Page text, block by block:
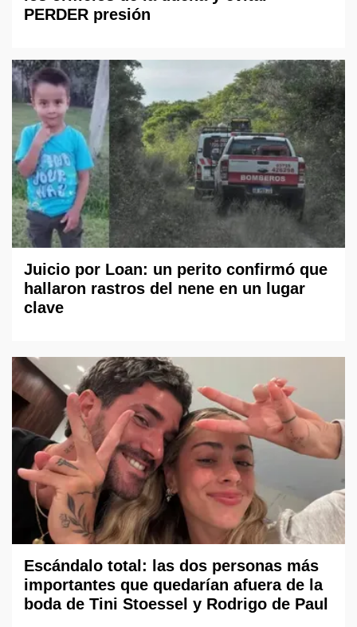
PERDER presión
Juicio por Loan: un perito confirmó que
hallaron rastros del nene en un lugar
clave
Escándalo total: las dos personas más
importantes que quedarían afuera de la
boda de Tini Stoessel y Rodrigo de Paul